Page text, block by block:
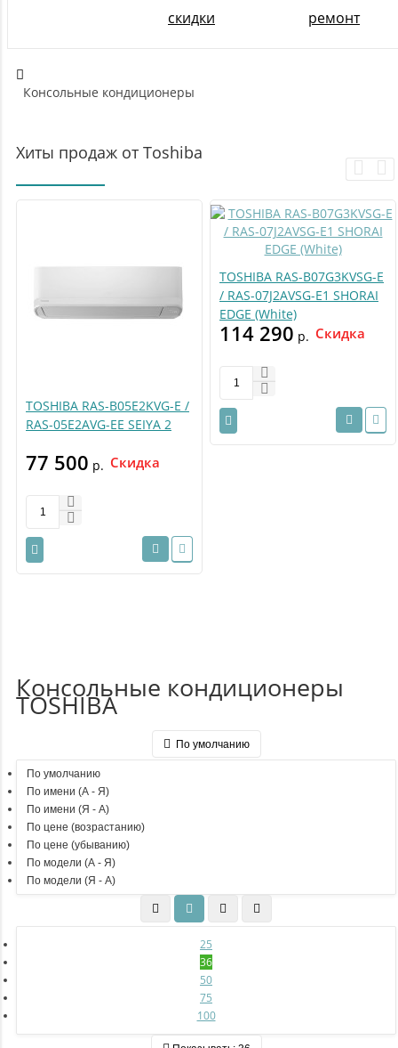
скидки
ремонт
Консольные кондиционеры
Хиты продаж от Toshiba
TOSHIBA RAS-B05E2KVG-E /
RAS-05E2AVG-EE SEIYA 2
77 500 р. Скидка
TOSHIBA RAS-B07G3KVSG-E
/ RAS-07J2AVSG-E1 SHORAI
EDGE (White)
114 290 р. Скидка
Консольные кондиционеры
TOSHIBA
По умолчанию
По умолчанию
По имени (A - Я)
По имени (Я - A)
По цене (возрастанию)
По цене (убыванию)
По модели (A - Я)
По модели (Я - A)
25
36
50
75
100